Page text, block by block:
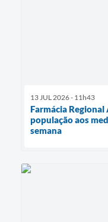
13 JUL 2026 - 11h43
Farmácia
população aos
semana